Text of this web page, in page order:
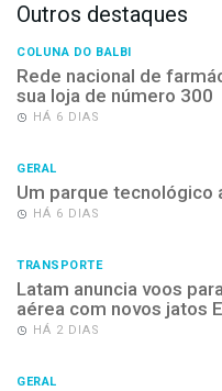
Outros destaques
COLUNA DO BALBI
Rede nacional de
sua loja de número 300
HÁ 6 DIAS
GERAL
Um parque tecnológico
HÁ 6 DIAS
TRANSPORTE
Latam anuncia voos
aérea com novos jatos
HÁ 2 DIAS
GERAL